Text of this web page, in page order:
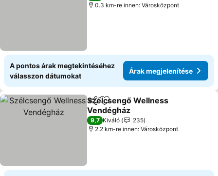
0.3 km-re innen: Városközpont
A pontos árak megtekintéséhez
válasszon dátumokat
Árak megjelenítése
Megosztás
Hozzáadás a kedvencekhez
Szélcsengő Wellness
Vendégház
Árak megjelenítése
9,7 Kiváló
235
2.2 km-re innen: Városközpont